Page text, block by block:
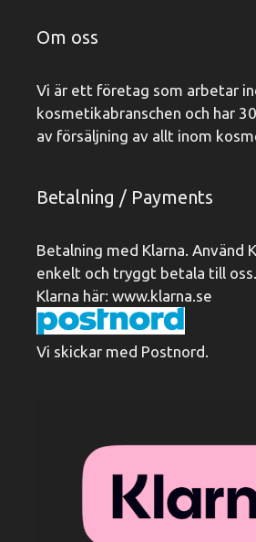
Om oss
Vi är ett företag som arbetar
kosmetikabranschen och har
av försäljning av allt inom
Betalning / Payments
Betalning med Klarna. Använd
enkelt och tryggt betala till
Klarna här: www.klarna.se
Vi skickar med Postnord.